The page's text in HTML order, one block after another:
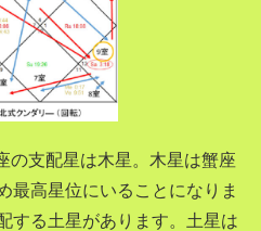
の支配星は木星。木星は蟹座
最高星位にいることになりま
する土星があります。土星は